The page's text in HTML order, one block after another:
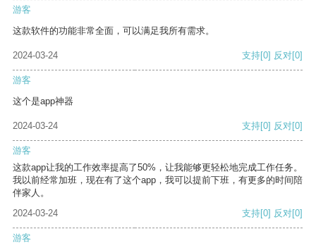
游客
这款软件的功能非常全面，可以满足我所有需求。
2024-03-24 支持[0] 反对[0]
游客
这个是app神器
2024-03-24 支持[0] 反对[0]
游客
这款app让我的工作效率提高了50%，让我能够更轻松地完成工作任务。
我以前经常加班，现在有了这个app，我可以提前下班，有更多的时间陪
伴家人。
2024-03-24
支持[0] 反对[0]
游客